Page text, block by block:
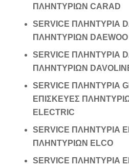
ΠΛΗΝΤΥΡΙΩΝ CARAD
SERVICE ΠΛΗΝΤΥΡΙΑ
ΠΛΗΝΤΥΡΙΩΝ DAEWOO
SERVICE ΠΛΗΝΤΥΡΙΑ
ΠΛΗΝΤΥΡΙΩΝ
SERVICE ΠΛΗΝΤΥΡΙΑ
ΕΠΙΣΚΕΥΕΣ
ELECTRIC
SERVICE ΠΛΗΝΤΥΡΙΑ
ΠΛΗΝΤΥΡΙΩΝ ELCO
SERVICE ΠΛΗΝΤΥΡΙΑ